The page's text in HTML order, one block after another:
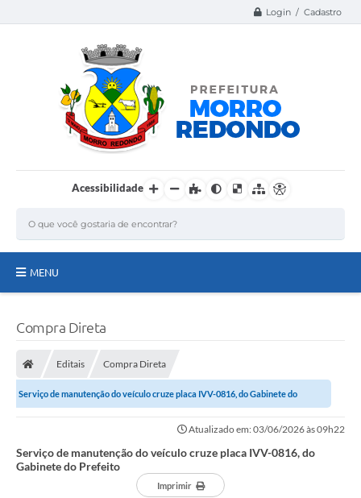
Login / Cadastro
Acessibilidade
MENU
Secretarias
Serviços Online
Compra Direta
Editais Compra Direta
Serviço de manutenção do veículo cruze placa IVV-0816, do Gabinete do
Atualizado em: 03/06/2026 às 09h22
Serviço de manutenção do veículo cruze placa IVV-0816, do
Gabinete do Prefeito
Imprimir